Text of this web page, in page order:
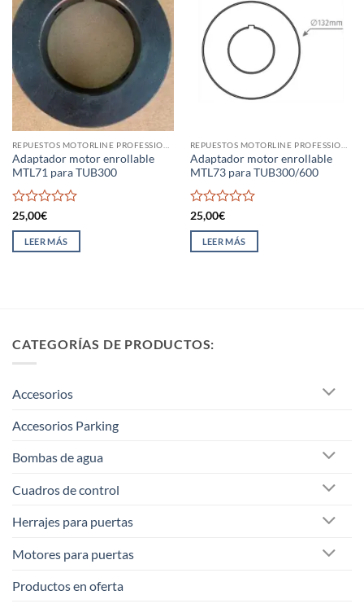
Adaptador motor enrollable
MTL71 para TUB300
Valorado
con
de
25,00€
LEER MÁS
Adaptador motor enrollable
MTL73 para TUB300/600
Valorado
con
de
25,00€
LEER MÁS
CATEGORÍAS DE PRODUCTOS:
Accesorios
Accesorios Parking
Bombas de agua
Cuadros de control
Herrajes para puertas
Motores para puertas
Productos en oferta